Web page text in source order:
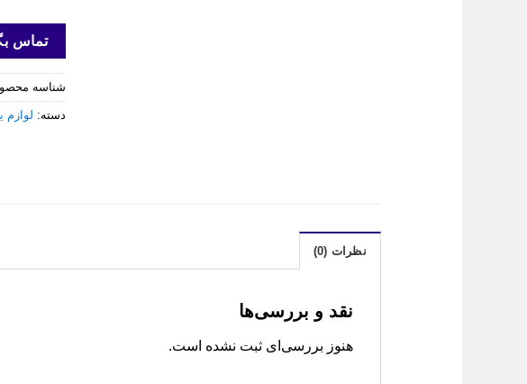
تماس
شناسه
دسته: لوازم
نظرات (0)
نقد و بررسی‌ها
هنوز بررسی‌ای ثبت نشده است.